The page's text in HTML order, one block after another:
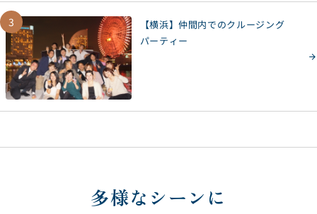
3
【横浜】仲間内でのクルージング
パーティー
多様なシーンに